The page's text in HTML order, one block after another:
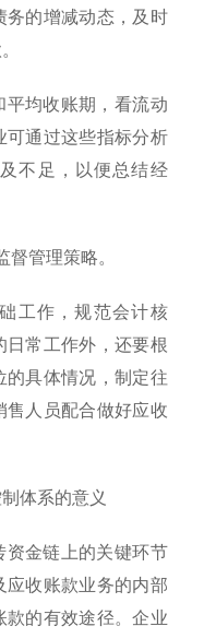
务的增减动态，及时
均收账期，看流动
可通过这些指标分析
不足，以便总结经
督管理策略。
工作，规范会计核
日常工作外，还要根
的具体情况，制定往
售人员配合做好应收
体系的意义
资金链上的关键环节
应收账款业务的内部
款的有效途径。企业